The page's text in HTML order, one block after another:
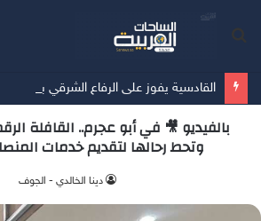
بالفيديو 🎥 في أبو عجرم.. القافلة
وتحط رحالها لتقديم خدمات
دينا الخالدي - الجوف